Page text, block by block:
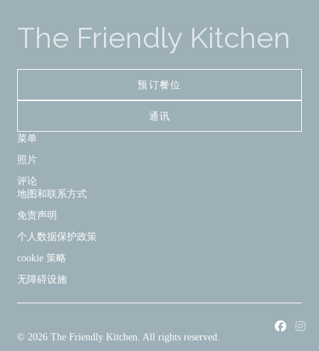
The Friendly Kitchen
预订餐位
通讯
菜单
照片
评论
地图和联系方式
免责声明
个人数据保护政策
cookie 策略
无障碍设施
© 2026 The Friendly Kitchen. All rights reserved.